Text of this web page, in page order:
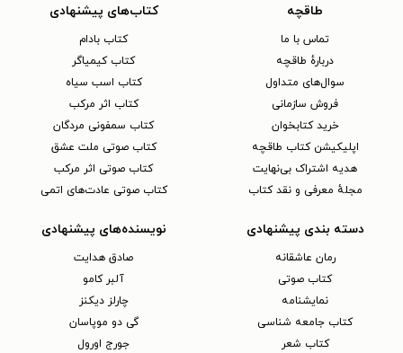
طاقچه
تماس با ما
دربارهٔ طاقچه
سوال‌های متداول
فروش سازمانی
خرید کتابخوان
اپلیکیشن کتاب طاقچه
هدیه اشتراک بی‌نهایت
مجلهٔ معرفی و نقد کتاب
کتاب‌های پیشنهادی
کتاب بادام
کتاب کیمیاگر
کتاب اسب سیاه
کتاب اثر مرکب
کتاب سمفونی مردگان
کتاب صوتی ملت عشق
کتاب صوتی اثر مرکب
کتاب صوتی عادت‌های اتمی
دسته بندی پیشنهادی
رمان عاشقانه
کتاب‌ صوتی
نمایشنامه
کتاب جامعه شناسی
کتاب شعر
نویسنده‌های پیشنهادی
صادق هدایت
آلبر کامو
چارلز دیکنز
گی دو موپاسان
جورج اورول